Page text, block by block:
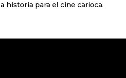
historia para el cine carioca.